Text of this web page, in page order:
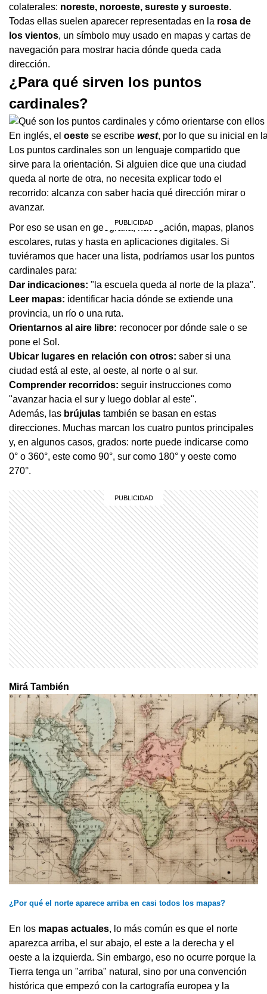
colaterales: noreste, noroeste, sureste y suroeste.
Todas ellas suelen aparecer representadas en la rosa de
los vientos, un símbolo muy usado en mapas y cartas de
navegación para mostrar hacia dónde queda cada
dirección.
¿Para qué sirven los puntos
cardinales?
En inglés, el oeste se escribe west, por lo que su inicial en
Los puntos cardinales son un lenguaje compartido que
sirve para la orientación. Si alguien dice que una ciudad
queda al norte de otra, no necesita explicar todo el
recorrido: alcanza con saber hacia qué dirección mirar o
avanzar.
Por eso se usan en geografía, navegación, mapas, planos
escolares, rutas y hasta en aplicaciones digitales. Si
tuviéramos que hacer una lista, podríamos usar los puntos
cardinales para:
Dar indicaciones: "la escuela queda al norte de la plaza".
Leer mapas: identificar hacia dónde se extiende una
provincia, un río o una ruta.
Orientarnos al aire libre: reconocer por dónde sale o se
pone el Sol.
Ubicar lugares en relación con otros: saber si una
ciudad está al este, al oeste, al norte o al sur.
Comprender recorridos: seguir instrucciones como
"avanzar hacia el sur y luego doblar al este".
Además, las brújulas también se basan en estas
direcciones. Muchas marcan los cuatro puntos principales
y, en algunos casos, grados: norte puede indicarse como
0° o 360°, este como 90°, sur como 180° y oeste como
270°.
Mirá También
¿Por qué el norte aparece arriba en casi todos los mapas?
En los mapas actuales, lo más común es que el norte
aparezca arriba, el sur abajo, el este a la derecha y el
oeste a la izquierda. Sin embargo, eso no ocurre porque la
Tierra tenga un "arriba" natural, sino por una convención
histórica que empezó con la cartografía europea y la